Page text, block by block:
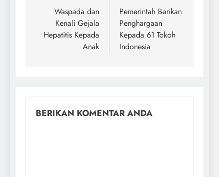
Waspada dan
Kenali Gejala
Hepatitis Kepada
Anak
Pemerintah Berikan
Penghargaan
Kepada 61 Tokoh
Indonesia
BERIKAN KOMENTAR ANDA